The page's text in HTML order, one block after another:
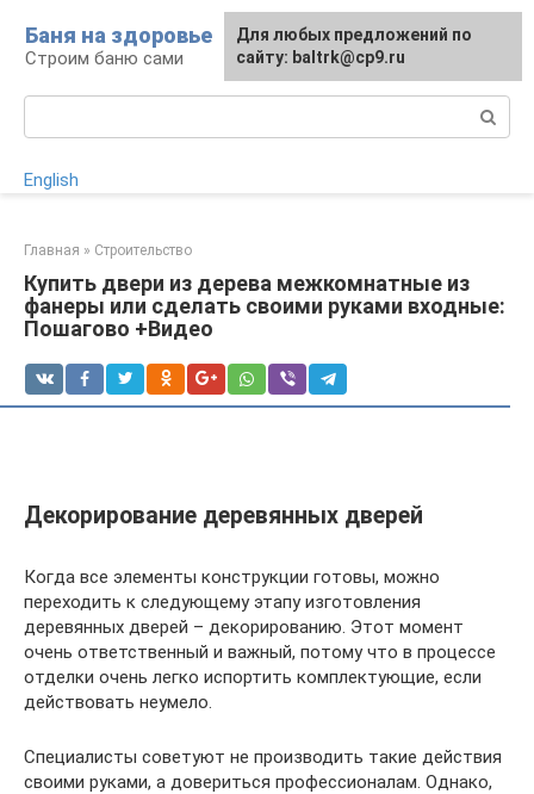
контенту
Баня на здоровье
Строим баню сами
English
Главная » Строительство
Купить двери из дерева межкомнатные из
фанеры или сделать своими руками входные:
Пошагово +Видео
Декорирование деревянных дверей
Когда все элементы конструкции готовы, можно
переходить к следующему этапу изготовления
деревянных дверей – декорированию. Этот момент
очень ответственный и важный, потому что в процессе
отделки очень легко испортить комплектующие, если
действовать неумело.
Специалисты советуют не производить такие действия
своими руками, а довериться профессионалам. Однако,
Для любых предложений по
сайту: baltrk@cp9.ru